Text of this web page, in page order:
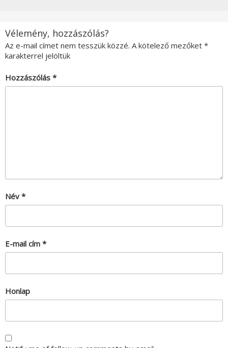
Vélemény, hozzászólás?
Az e-mail címet nem tesszük közzé. A kötelező mezőket *
karakterrel jelöltük
Hozzászólás *
Név *
E-mail cím *
Honlap